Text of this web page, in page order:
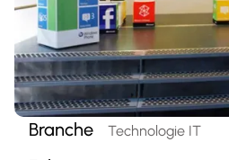
Branche Technologie IT